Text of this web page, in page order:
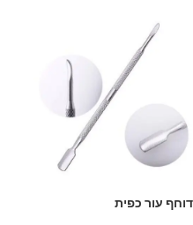
דוחף עור כפית